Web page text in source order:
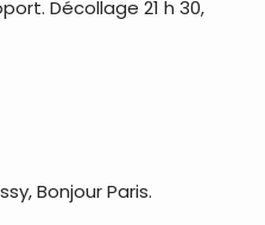
Décollage 21 h 30,
Bonjour Paris.